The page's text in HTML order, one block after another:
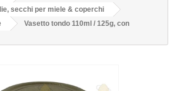
secchi per miele & coperchi
Vasetto tondo 110ml / 125g, con